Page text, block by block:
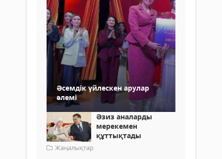
Әсемдік үйлескен арулар
әлемі
Әзиз аналарды
мерекемен
құттықтады
Жаңалықтар